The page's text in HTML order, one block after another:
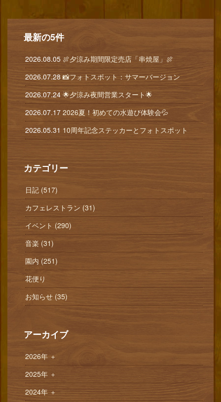
最新の5件
2026.08.05 🍖夕涼み期間限定売店「串焼屋」🍖
2026.07.28 📸フォトスポット：サマーバージョン
2026.07.24 🌟夕涼み夜間営業スタート🌟
2026.07.17 2026夏！初めての水遊び体験会💦
2026.05.31 10周年記念ステッカーとフォトスポット
カテゴリー
日記 (517)
カフェレストラン (31)
イベント (290)
音楽 (31)
園内 (251)
花便り
お知らせ (35)
アーカイブ
2026年 ＋
2025年 ＋
2024年＋